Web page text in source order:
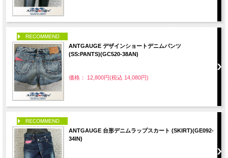
ANTGAUGE デザインショートデニムパンツ
(SS:PANTS)(GC520-38AN)
価格： 12,800円(税込 14,080円)
ANTGAUGE 台形デニムラップスカート (SKIRT)(GE092-
34IN)